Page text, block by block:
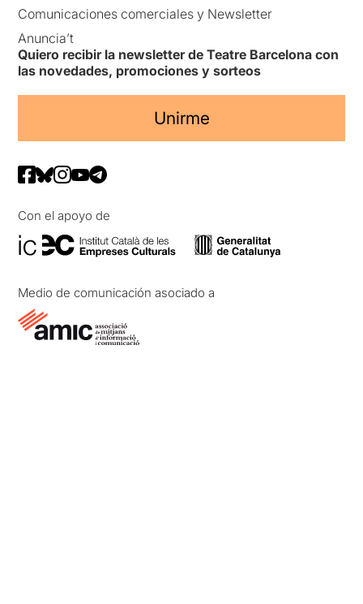
Comunicaciones comerciales y Newsletter
Anuncia’t
Quiero recibir la newsletter de Teatre Barcelona con
las novedades, promociones y sorteos
Unirme
Con el apoyo de
Medio de comunicación asociado a